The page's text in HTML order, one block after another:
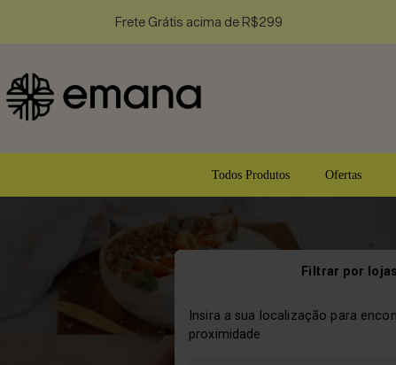
Frete Grátis acima de R$299
Todos Produtos Ofertas